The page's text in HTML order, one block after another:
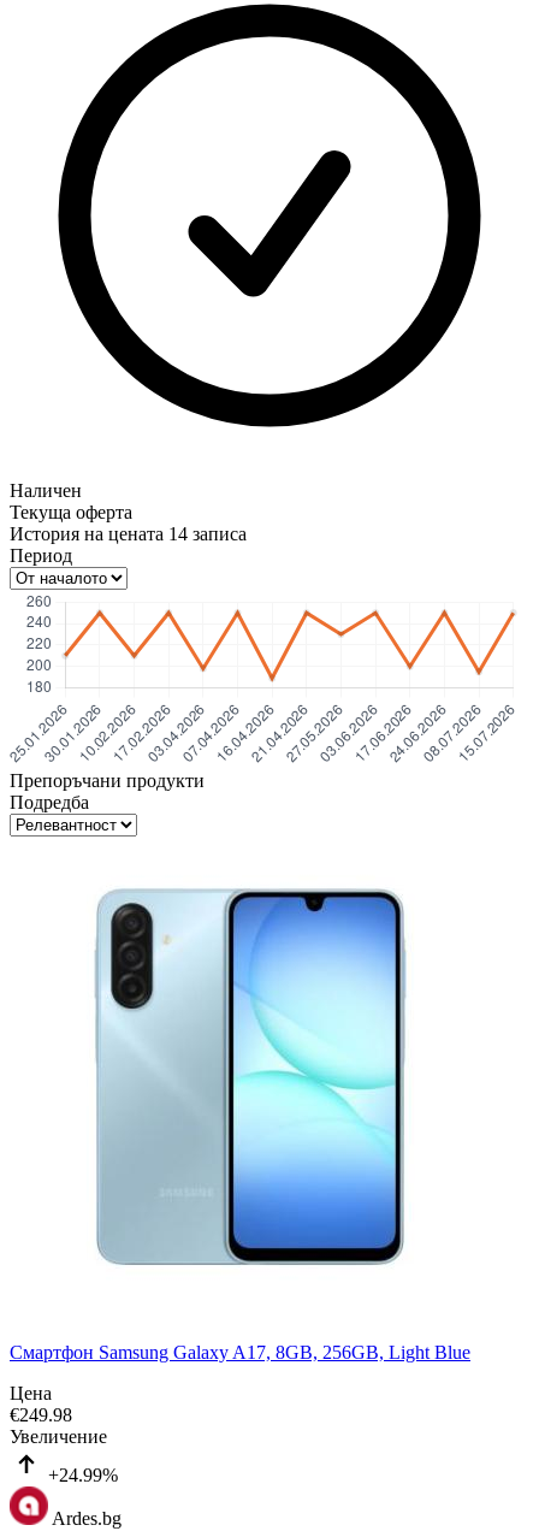
Наличен
Текуща оферта
История на цената 14 записа
Период
Препоръчани продукти
Подредба
Смартфон Samsung Galaxy A17, 8GB, 256GB, Light Blue
Цена
€249.98
Увеличение
+24.99%
Ardes.bg